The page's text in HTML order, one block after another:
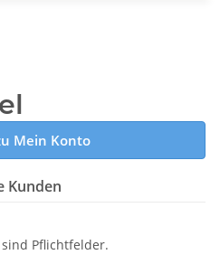
Mein Konto
Kunden
Pflichtfelder.